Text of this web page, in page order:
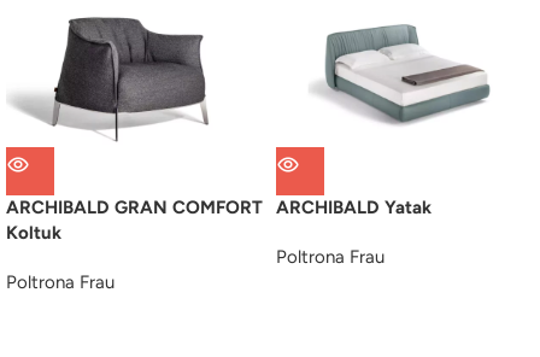
ARCHIBALD GRAN COMFORT
Koltuk
Poltrona Frau
ARCHIBALD Yatak
Poltrona Frau